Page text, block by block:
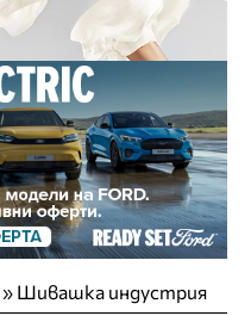
» Шивашка индустрия